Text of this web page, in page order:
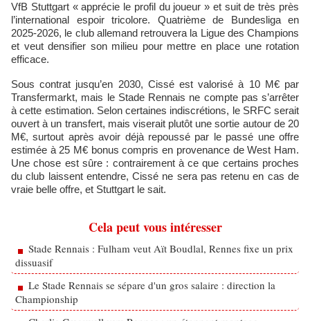
VfB Stuttgart « apprécie le profil du joueur » et suit de très près
l’international espoir tricolore. Quatrième de Bundesliga en
2025-2026, le club allemand retrouvera la Ligue des Champions
et veut densifier son milieu pour mettre en place une rotation
efficace.
Sous contrat jusqu’en 2030, Cissé est valorisé à 10 M€ par
Transfermarkt, mais le Stade Rennais ne compte pas s’arrêter
à cette estimation. Selon certaines indiscrétions, le SRFC serait
ouvert à un transfert, mais viserait plutôt une sortie autour de 20
M€, surtout après avoir déjà repoussé par le passé une offre
estimée à 25 M€ bonus compris en provenance de West Ham.
Une chose est sûre : contrairement à ce que certains proches
du club laissent entendre, Cissé ne sera pas retenu en cas de
vraie belle offre, et Stuttgart le sait.
Cela peut vous intéresser
Stade Rennais : Fulham veut Aït Boudlal, Rennes fixe un prix
dissuasif
Le Stade Rennais se sépare d'un gros salaire : direction la
Championship